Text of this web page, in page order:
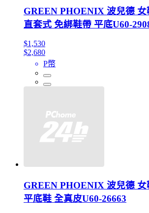
GREEN PHOENIX 波兒德 女
直套式 免綁鞋帶 平底U60-
$1,530
$2,680
P幣
GREEN PHOENIX 波兒德 女
平底鞋 全真皮U60-26663